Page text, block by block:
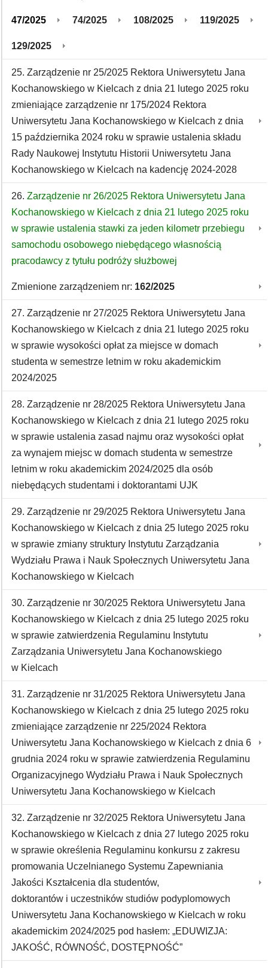
47/2025 74/2025 108/2025 119/2025
129/2025
25. Zarządzenie nr 25/2025 Rektora Uniwersytetu Jana
Kochanowskiego w Kielcach z dnia 21 lutego 2025 roku
zmieniające zarządzenie nr 175/2024 Rektora
Uniwersytetu Jana Kochanowskiego w Kielcach z dnia
15 października 2024 roku w sprawie ustalenia składu
Rady Naukowej Instytutu Historii Uniwersytetu Jana
Kochanowskiego w Kielcach na kadencję 2024-2028
26. Zarządzenie nr 26/2025 Rektora Uniwersytetu Jana
Kochanowskiego w Kielcach z dnia 21 lutego 2025 roku
w sprawie ustalenia stawki za jeden kilometr przebiegu
samochodu osobowego niebędącego własnością
pracodawcy z tytułu podróży służbowej
Zmienione zarządzeniem nr: 162/2025
27. Zarządzenie nr 27/2025 Rektora Uniwersytetu Jana
Kochanowskiego w Kielcach z dnia 21 lutego 2025 roku
w sprawie wysokości opłat za miejsce w domach
studenta w semestrze letnim w roku akademickim
2024/2025
28. Zarządzenie nr 28/2025 Rektora Uniwersytetu Jana
Kochanowskiego w Kielcach z dnia 21 lutego 2025 roku
w sprawie ustalenia zasad najmu oraz wysokości opłat
za wynajem miejsc w domach studenta w semestrze
letnim w roku akademickim 2024/2025 dla osób
niebędących studentami i doktorantami UJK
29. Zarządzenie nr 29/2025 Rektora Uniwersytetu Jana
Kochanowskiego w Kielcach z dnia 25 lutego 2025 roku
w sprawie zmiany struktury Instytutu Zarządzania
Wydziału Prawa i Nauk Społecznych Uniwersytetu Jana
Kochanowskiego w Kielcach
30. Zarządzenie nr 30/2025 Rektora Uniwersytetu Jana
Kochanowskiego w Kielcach z dnia 25 lutego 2025 roku
w sprawie zatwierdzenia Regulaminu Instytutu
Zarządzania Uniwersytetu Jana Kochanowskiego
w Kielcach
31. Zarządzenie nr 31/2025 Rektora Uniwersytetu Jana
Kochanowskiego w Kielcach z dnia 25 lutego 2025 roku
zmieniające zarządzenie nr 225/2024 Rektora
Uniwersytetu Jana Kochanowskiego w Kielcach z dnia 6
grudnia 2024 roku w sprawie zatwierdzenia Regulaminu
Organizacyjnego Wydziału Prawa i Nauk Społecznych
Uniwersytetu Jana Kochanowskiego w Kielcach
32. Zarządzenie nr 32/2025 Rektora Uniwersytetu Jana
Kochanowskiego w Kielcach z dnia 27 lutego 2025 roku
w sprawie określenia Regulaminu konkursu z zakresu
promowania Uczelnianego Systemu Zapewniania
Jakości Kształcenia dla studentów,
doktorantów i uczestników studiów podyplomowych
Uniwersytetu Jana Kochanowskiego w Kielcach w roku
akademickim 2024/2025 pod hasłem: „EDUWIZJA:
JAKOŚĆ, RÓWNOŚĆ, DOSTĘPNOŚĆ”